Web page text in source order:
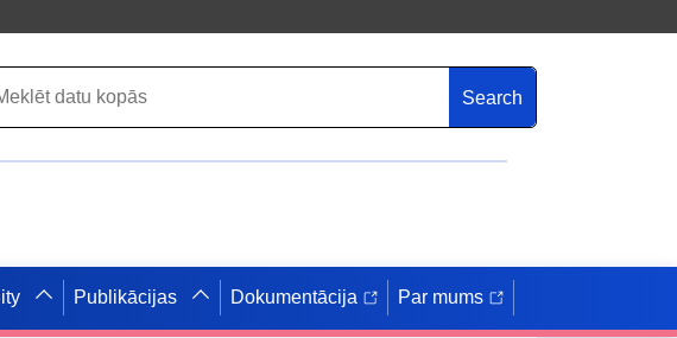
Search
Publikācijas Dokumentācija Par mums